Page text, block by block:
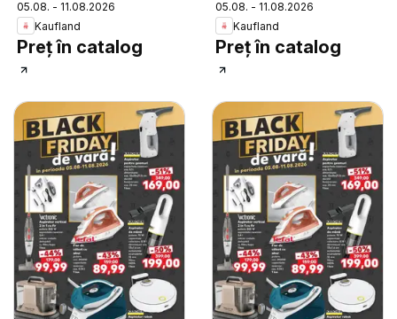
05.08. - 11.08.2026
Kaufland
Preț în catalog
05.08. - 11.08.2026
Kaufland
Preț în catalog